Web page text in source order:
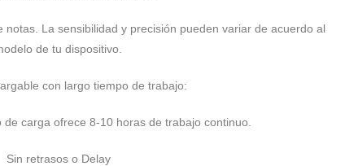
La sensibilidad y precisión pueden variar de acuerdo al
de tu dispositivo.
con largo tiempo de trabajo:
carga ofrece 8-10 horas de trabajo continuo.
Sin retrasos o Delay